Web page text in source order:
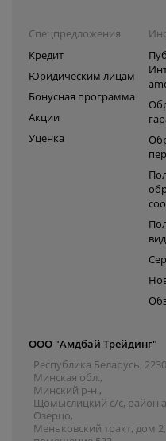
Спецпредложения
Кредит
Юридическим лицам
Бонусная программа
Акции
Уценка
ООО "Амдбай Трейдинг"
Республика Беларусь,
Минская обл.,
Минский р-н.,
Щомыслицкий с/с, район
Озерцо,
Меньковский тракт, дом 2,